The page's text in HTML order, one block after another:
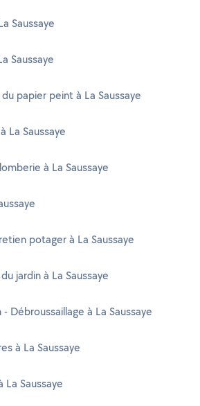
Saussaye
Saussaye
papier peint à La Saussaye
La Saussaye
à La Saussaye
potager à La Saussaye
jardin à La Saussaye
Débroussaillage à La Saussaye
à La Saussaye
Saussaye